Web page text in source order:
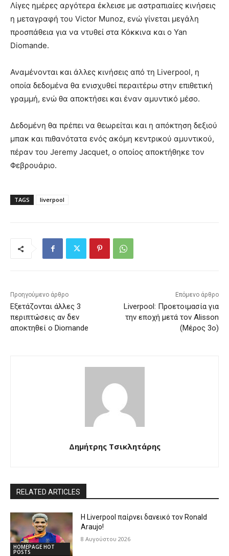
Λίγες ημέρες αργότερα έκλεισε με αστραπιαίες κινήσεις
η μεταγραφή του Victor Munoz, ενώ γίνεται μεγάλη
προσπάθεια για να ντυθεί στα Κόκκινα και ο Yan
Diomande.
Αναμένονται και άλλες κινήσεις από τη Liverpool, η
οποία δεδομένα θα ενισχυθεί περαιτέρω στην επιθετική
γραμμή, ενώ θα αποκτήσει και έναν αμυντικό μέσο.
Δεδομένη θα πρέπει να θεωρείται και η απόκτηση δεξιού
μπακ και πιθανότατα ενός ακόμη κεντρικού αμυντικού,
πέραν του Jeremy Jacquet, ο οποίος αποκτήθηκε τον
Φεβρουάριο.
TAGS liverpool
Προηγούμενο άρθρο
Εξετάζονται άλλες 3
περιπτώσεις αν δεν
αποκτηθεί ο Diomande
Επόμενο άρθρο
Liverpool: Προετοιμασία για
την εποχή μετά τον Alisson
(Μέρος 3ο)
Δημήτρης Τσικλητάρης
RELATED ARTICLES
HOMEPAGE HOT
POSTS
Η Liverpool παίρνει δανεικό τον Ronald
Araujo!
8 Αυγούστου 2026